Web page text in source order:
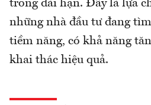
trong dài hạn. Đây là lựa
những nhà đầu tư đang
tiềm năng, có khả năng
khai thác hiệu quả.